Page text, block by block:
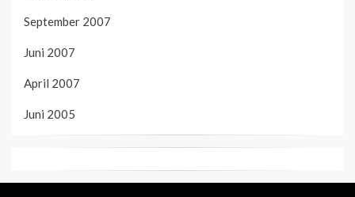
September 2007
Juni 2007
April 2007
Juni 2005